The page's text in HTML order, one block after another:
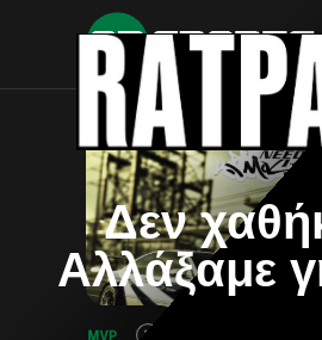
Δεν
Αλλάξαμε